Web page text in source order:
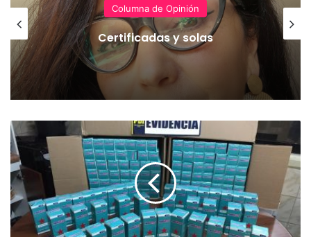
Columna de Opinión
Certificadas y solas
P
D
I
d
e
T
e
m